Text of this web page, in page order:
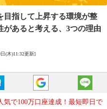
目指して 上昇する環境が整
があると考える、3つの理由
(木)11:32更新]
気で100万口座達成！最短即日で